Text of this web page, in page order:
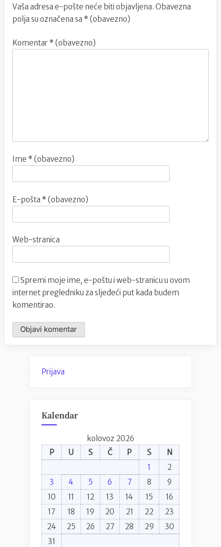
Vaša adresa e-pošte neće biti objavljena. Obavezna
polja su označena sa * (obavezno)
Komentar * (obavezno)
Ime * (obavezno)
E-pošta * (obavezno)
Web-stranica
Spremi moje ime, e-poštu i web-stranicu u ovom
internet pregledniku za sljedeći put kada budem
komentirao.
Prijava
Kalendar
kolovoz 2026
P
U S Č P S
N
1
2
3
4 5 6 7 8
9
10
11 12 13 14 15
16
17
18 19 20 21 22
23
24
25 26 27 28 29
30
31